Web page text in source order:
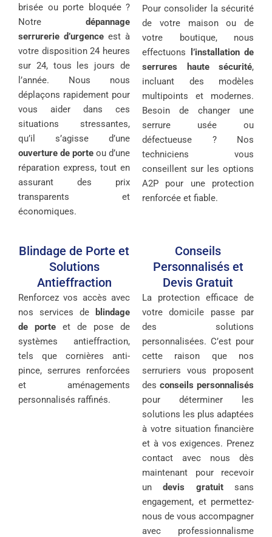
brisée ou porte bloquée ?
Notre dépannage
serrurerie d’urgence est à
votre disposition 24 heures
sur 24, tous les jours de
l’année. Nous nous
déplaçons rapidement pour
vous aider dans ces
situations stressantes,
qu’il s’agisse d’une
ouverture de porte ou d’une
réparation express, tout en
assurant des prix
transparents et
économiques.
Pour consolider la sécurité
de votre maison ou de
votre boutique, nous
effectuons
l’installation de
serrures haute sécurité,
incluant des modèles
multipoints et modernes.
Besoin de changer une
serrure usée ou
défectueuse ? Nos
techniciens vous
conseillent sur les options
A2P pour une protection
renforcée et fiable.
Blindage de Porte et
Solutions
Antieffraction
Renforcez vos accès avec
nos services de
blindage
de porte et de pose de
systèmes antieffraction,
tels que cornières anti-
pince, serrures renforcées
et aménagements
personnalisés raffinés.
Conseils
Personnalisés et
Devis Gratuit
La protection efficace de
votre domicile passe par
des solutions
personnalisées. C’est pour
cette raison que nos
serruriers vous proposent
des conseils personnalisés
pour déterminer les
solutions les plus adaptées
à votre situation financière
et à vos exigences. Prenez
contact avec nous dès
maintenant pour recevoir
undevis gratuitsans
engagement, et permettez-
nous de vous accompagner
avec professionnalisme